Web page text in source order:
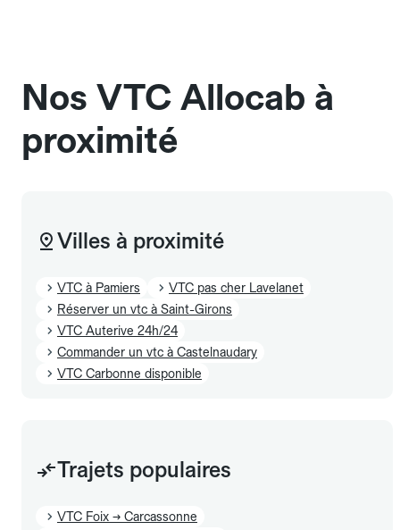
Nos VTC Allocab à
proximité
Villes à proximité
VTC à Pamiers
VTC pas cher Lavelanet
Réserver un vtc à Saint-Girons
VTC Auterive 24h/24
Commander un vtc à Castelnaudary
VTC Carbonne disponible
Trajets populaires
VTC Foix → Carcassonne